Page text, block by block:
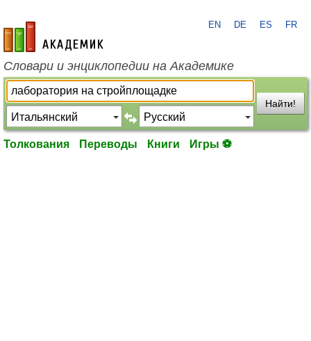
academic.ru
EN DE ES FR
Словари и энциклопедии на Академике
Найти!
Толкования Переводы Книги Игры ⚽